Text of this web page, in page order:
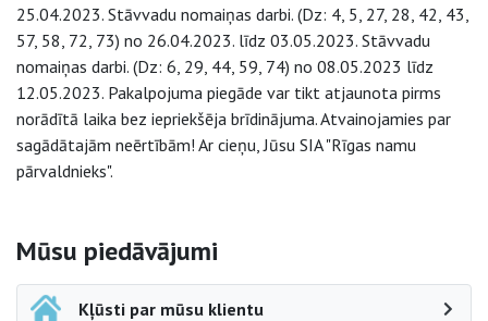
25.04.2023. Stāvvadu nomaiņas darbi. (Dz: 4, 5, 27, 28, 42, 43,
57, 58, 72, 73) no 26.04.2023. līdz 03.05.2023. Stāvvadu
nomaiņas darbi. (Dz: 6, 29, 44, 59, 74) no 08.05.2023 līdz
12.05.2023. Pakalpojuma piegāde var tikt atjaunota pirms
norādītā laika bez iepriekšēja brīdinājuma. Atvainojamies par
sagādātajām neērtībām! Ar cieņu, Jūsu SIA "Rīgas namu
pārvaldnieks".
Sāna navigācija
Mūsu piedāvājumi
Kļūsti par mūsu klientu